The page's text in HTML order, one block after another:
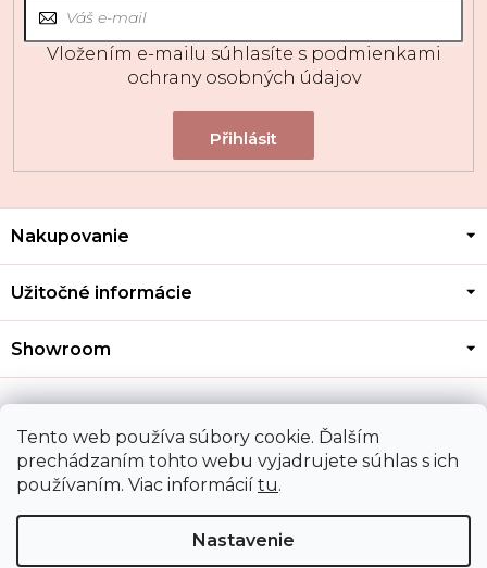
Tento web používa súbory cookie. Ďalším
prechádzaním tohto webu vyjadrujete súhlas s ich
používaním. Viac informácií tu.
Nastavenie
Vložením e-mailu súhlasíte s podmienkami
ochrany osobných údajov
Z
p
t
Nakupovanie
Užitočné informácie
Showroom
Kontakt